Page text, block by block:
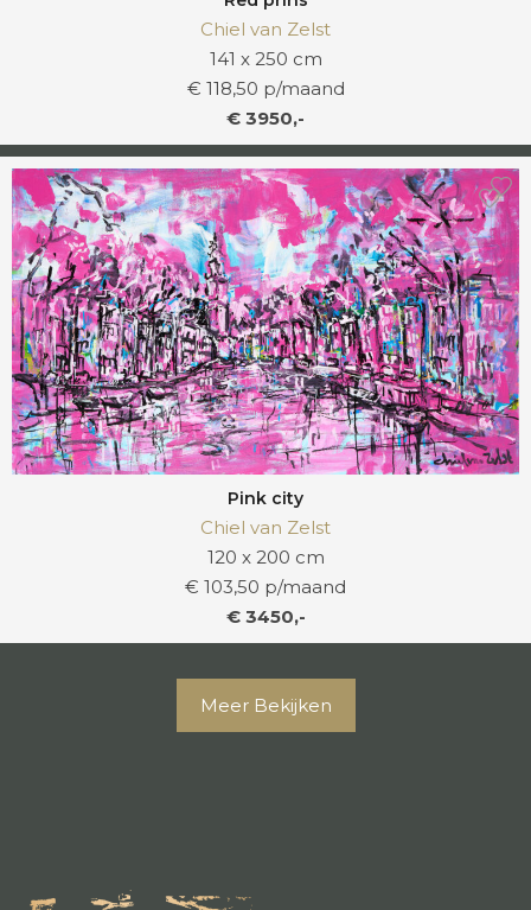
Chiel van Zelst
141 x 250 cm
€ 118,50 p/maand
€ 3950,-
Pink city
Chiel van Zelst
120 x 200 cm
€ 103,50 p/maand
€ 3450,-
Meer Bekijken